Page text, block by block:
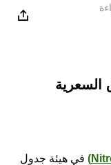
السعرية
في هيئة جدول